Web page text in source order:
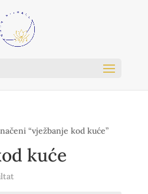
“vježbanje kod kuće”
kuće